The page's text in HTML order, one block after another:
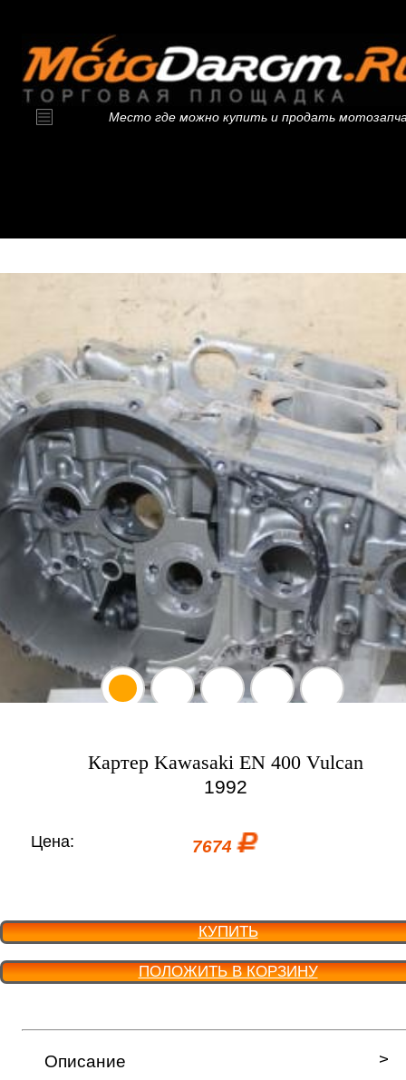
Место где можно купить и продать
Картер Kawasaki EN 400 Vulcan
1992
Цена: 7674
КУПИТЬ
ПОЛОЖИТЬ В КОРЗИНУ
Описание